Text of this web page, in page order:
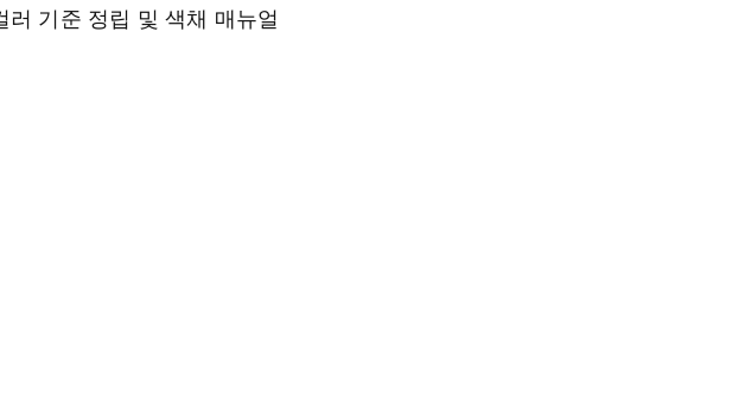
러 기준 정립 및 색채 매뉴얼